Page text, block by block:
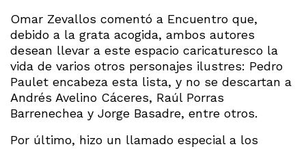
Omar Zevallos comentó a Encuentro que,
debido a la grata acogida, ambos autores
desean llevar a este espacio caricaturesco la
vida de varios otros personajes ilustres: Pedro
Paulet encabeza esta lista, y no se descartan a
Andrés Avelino Cáceres, Raúl Porras
Barrenechea y Jorge Basadre, entre otros.
Por último, hizo un llamado especial a los